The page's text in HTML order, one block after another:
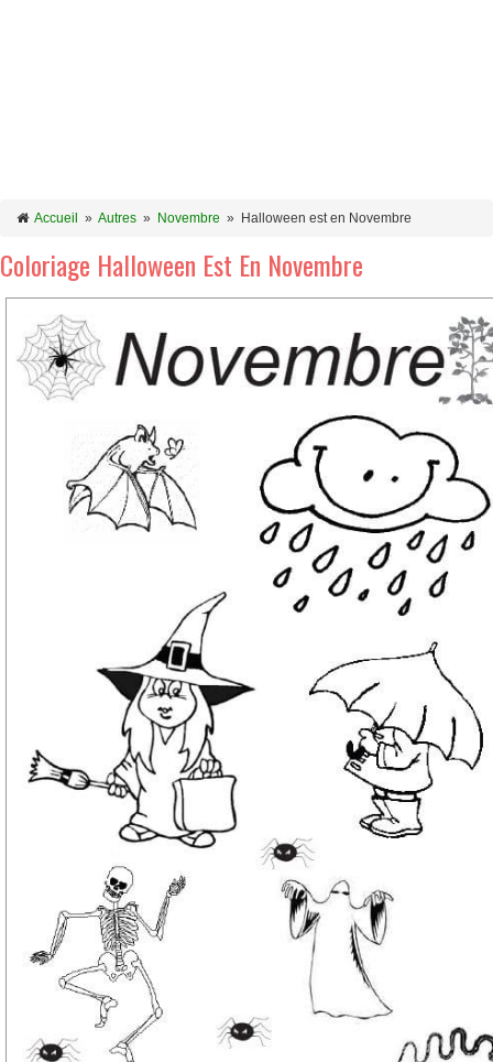
Accueil » Autres » Novembre » Halloween est en Novembre
Coloriage Halloween Est En Novembre